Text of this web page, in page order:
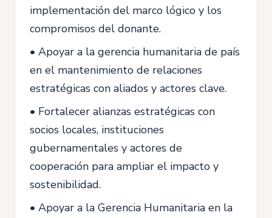
implementación del marco lógico y los
compromisos del donante.
• Apoyar a la gerencia humanitaria de país
en el mantenimiento de relaciones
estratégicas con aliados y actores clave.
• Fortalecer alianzas estratégicas con
socios locales, instituciones
gubernamentales y actores de
cooperación para ampliar el impacto y
sostenibilidad.
• Apoyar a la Gerencia Humanitaria en la